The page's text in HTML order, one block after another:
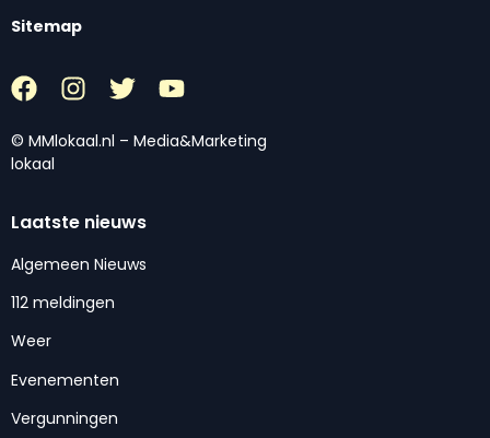
Sitemap
© MMlokaal.nl – Media&Marketing
lokaal
Laatste nieuws
Algemeen Nieuws
112 meldingen
Weer
Evenementen
Vergunningen